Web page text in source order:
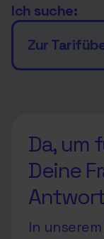
Ich suche:
Zur
Da, um
Deine
In